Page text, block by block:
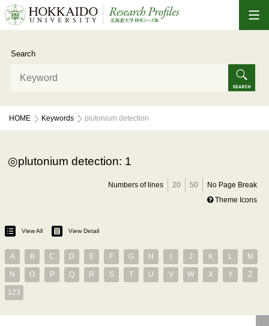
Search
HOME Keywords plutonium detection
plutonium detection: 1
Numbers of lines 20 50
No Page Break
Theme Icons
View All View Detail
A B C D E F G H J K L M
N O P Q R S T U V W X Y Z
123